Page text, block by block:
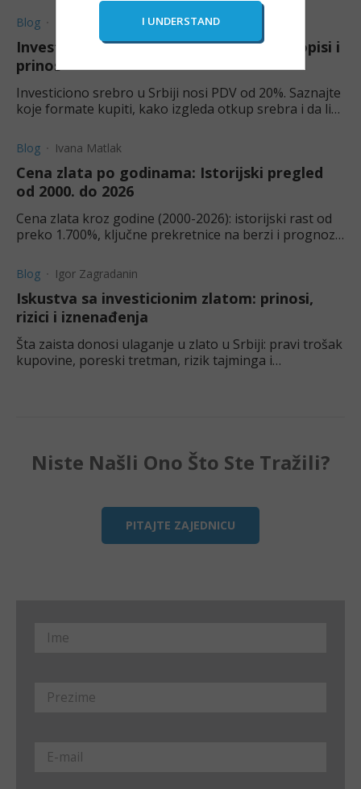
Blog
Investiciono srebro u Srbiji: Formati, propisi i
prinos
Investiciono srebro u Srbiji nosi PDV od 20%. Saznajte
koje formate kupiti, kako izgleda otkup srebra i da li
Blog Ivana Matlak
Cena zlata po godinama: Istorijski pregled
od 2000. do 2026
Cena zlata kroz godine (2000-2026): istorijski rast od
preko 1.700%, ključne prekretnice na berzi i prognoza
Blog Igor Zagradanin
Iskustva sa investicionim zlatom: prinosi,
rizici i iznenađenja
Šta zaista donosi ulaganje u zlato u Srbiji: pravi trošak
kupovine, poreski tretman, rizik tajminga i
Niste Našli Ono Što Ste Tražili?
PITAJTE ZAJEDNICU